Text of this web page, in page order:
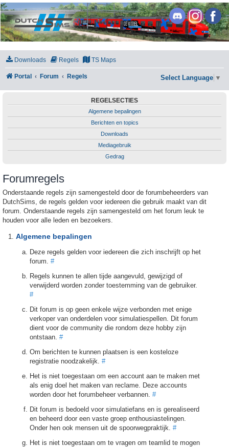
DutchSims
Downloads Regels TS Maps
Portal Forum Regels Select Language ▼
REGELSECTIES
Algemene bepalingen
Berichten en topics
Downloads
Mediagebruik
Gedrag
Forumregels
Onderstaande regels zijn samengesteld door de forumbeheerders van
DutchSims, de regels gelden voor iedereen die gebruik maakt van dit
forum. Onderstaande regels zijn samengesteld om het forum leuk te
houden voor alle leden en bezoekers.
Algemene bepalingen
Deze regels gelden voor iedereen die zich inschrijft op het
forum. #
Regels kunnen te allen tijde aangevuld, gewijzigd of
verwijderd worden zonder toestemming van de gebruiker.
#
Dit forum is op geen enkele wijze verbonden met enige
verkoper van onderdelen voor simulatiespellen. Dit forum
dient voor de community die rondom deze hobby zijn
ontstaan. #
Om berichten te kunnen plaatsen is een kosteloze
registratie noodzakelijk. #
Het is niet toegestaan om een account aan te maken met
als enig doel het maken van reclame. Deze accounts
worden door het forumbeheer verbannen. #
Dit forum is bedoeld voor simulatiefans en is gerealiseerd
en beheerd door een vaste groep enthousiastelingen.
Onder hen ook mensen uit de spoorwegpraktijk. #
Het is niet toegestaan om te vragen om teamlid te mogen